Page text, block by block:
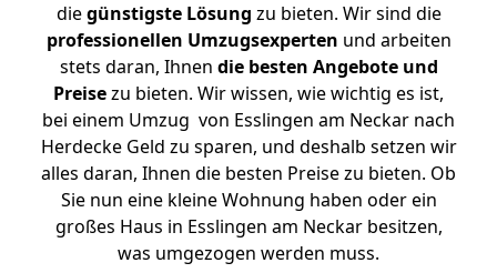
diegünstigste Lösung zu bieten. Wir sind die
professionellen Umzugsexperten und arbeiten
stets daran, Ihnen die besten Angebote und
Preisezu bieten. Wir wissen, wie wichtig es ist,
bei einem Umzug von Esslingen am Neckar nach
Herdecke Geld zu sparen, und deshalb setzen wir
alles daran, Ihnen die besten Preise zu bieten. Ob
Sie nun eine kleine Wohnung haben oder ein
großes Haus in Esslingen am Neckar besitzen,
was umgezogen werden muss.